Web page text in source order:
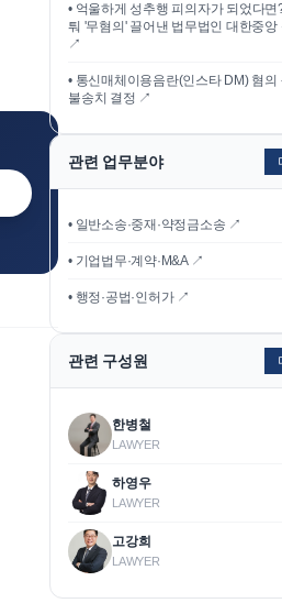
• 억울하게 성추행 피의자가 되었다면
퉈 '무혐의' 끌어낸 법무법인 대한중앙
↗
• 통신매체이용음란(인스타 DM) 혐의
불송치 결정 ↗
관련 업무분야
• 일반소송·중재·약정금소송 ↗
• 기업법무·계약·M&A ↗
• 행정·공법·인허가 ↗
관련 구성원
한병철
LAWYER
하영우
LAWYER
고강희
LAWYER